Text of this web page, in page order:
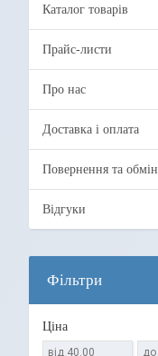
Каталог товарів
Прайс-листи
Про нас
Доставка і оплата
Повернення та обмін
Відгуки
Фільтри
Ціна